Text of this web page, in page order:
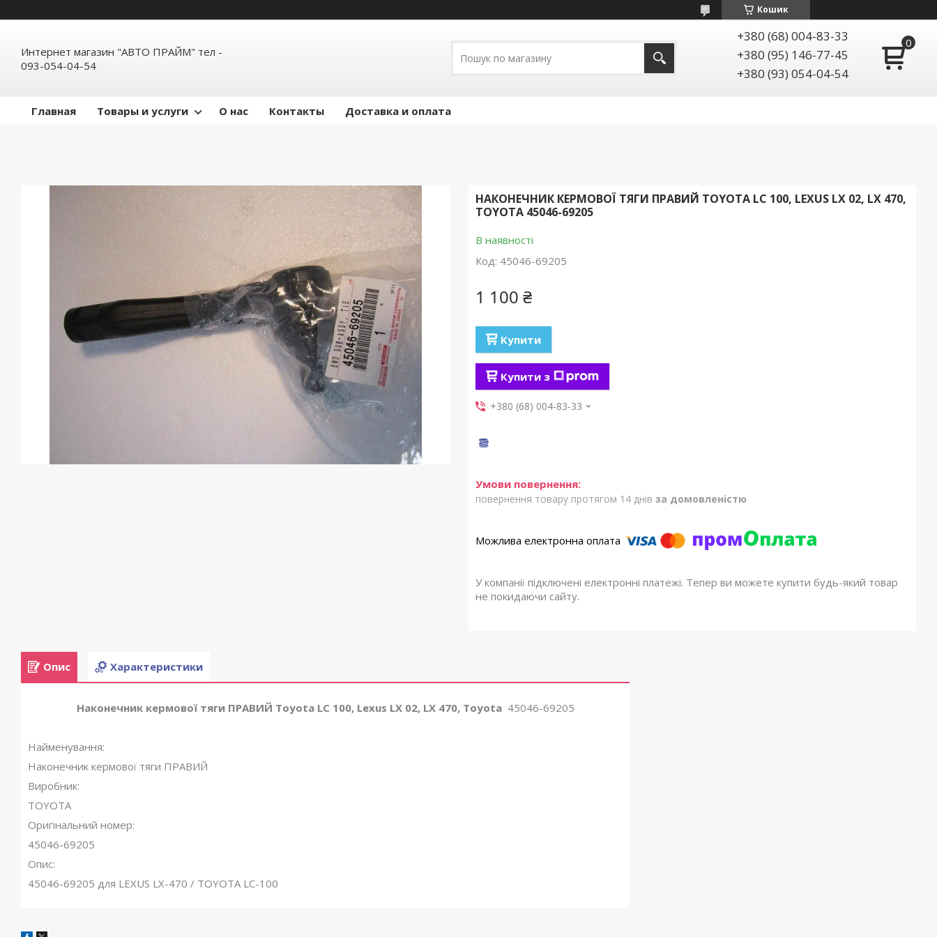
Кошик
Интернет магазин "АВТО ПРАЙМ" тел -
093-054-04-54
+380 (68) 004-83-33
+380 (95) 146-77-45
+380 (93) 054-04-54
Главная Товары и услуги О нас Контакты Доставка и оплата
НАКОНЕЧНИК КЕРМОВОЇ ТЯГИ ПРАВИЙ TOYOTA LC 100, LEXUS LX 02, LX 470,
TOYOTA 45046-69205
В наявності
Код: 45046-69205
1 100 ₴
Купити
Купити з
+380 (68) 004-83-33
повернення товару протягом 14 днів за домовленістю
У компанії підключені електронні платежі. Тепер ви можете купити будь-який товар
не покидаючи сайту.
Опис Характеристики
Наконечник кермової тяги ПРАВИЙ Toyota LC 100, Lexus LX 02, LX 470, Toyota 45046-69205
Найменування:
Наконечник кермової тяги ПРАВИЙ
Виробник:
TOYOTA
Оригінальний номер:
45046-69205
Опис:
45046-69205 для LEXUS LX-470 / TOYOTA LC-100